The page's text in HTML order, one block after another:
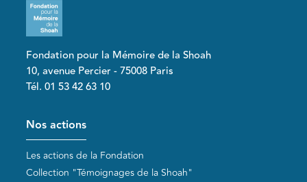
Fondation pour la Mémoire de la Shoah
10, avenue Percier - 75008 Paris
Tél. 01 53 42 63 10
Pied de page
Nos actions
Les actions de la Fondation
Collection "Témoignages de la Shoah"